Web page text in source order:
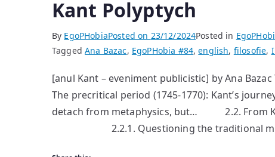
Kant Polyptych
By EgoPHobiaPosted on 23/12/2024Posted in
TaggedAna Bazac, EgoPHobia #84,english, filosofie,
[anul Kant – eveniment publicistic] by Ana
The precritical period (1745-1770): Kant’s
detach from metaphysics, but… 2.2. From
2.2.1. Questioning the traditional